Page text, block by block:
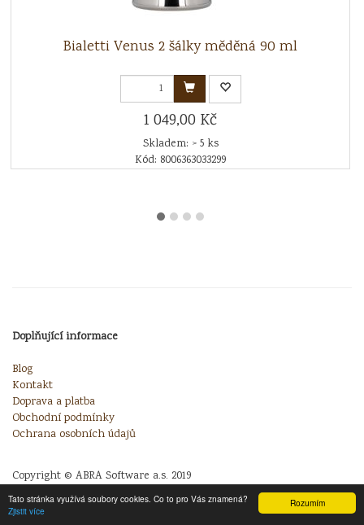
Rozumím
Tato stránka využívá soubory cookies. Co to pro Vás znamená?
Zjistit více
Bialetti Venus 2 šálky měděná 90 ml
1 049,00 Kč
Skladem: > 5 ks
Kód: 8006363033299
Doplňující informace
Blog
Kontakt
Doprava a platba
Obchodní podmínky
Ochrana osobních údajů
Copyright © ABRA Software a.s. 2019